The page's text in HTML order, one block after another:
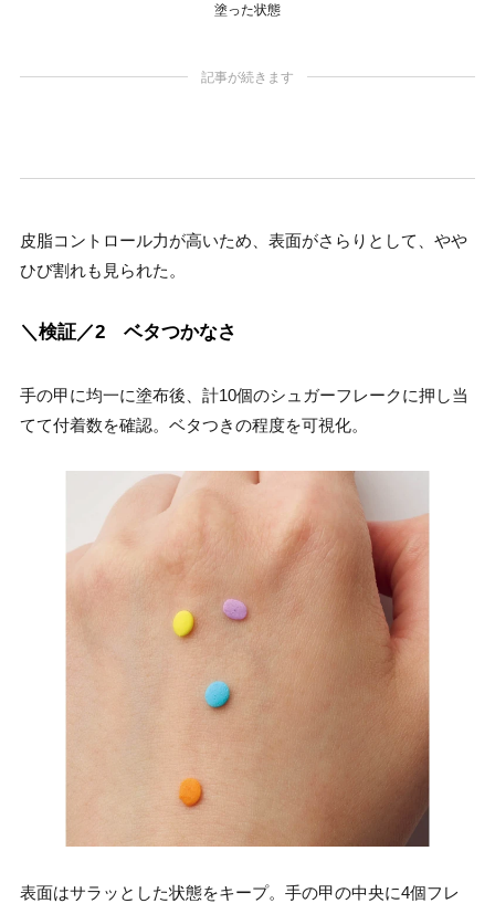
塗った状態
記事が続きます
皮脂コントロール力が高いため、表面がさらりとして、やや
ひび割れも見られた。
＼検証／2 ベタつかなさ
手の甲に均一に塗布後、計10個のシュガーフレークに押し当
てて付着数を確認。ベタつきの程度を可視化。
表面はサラッとした状態をキープ。手の甲の中央に4個フレ